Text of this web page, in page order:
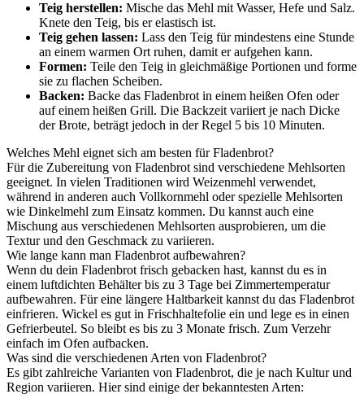
Teig herstellen: Mische das Mehl mit Wasser, Hefe und Salz.
Knete den Teig, bis er elastisch ist.
Teig gehen lassen: Lass den Teig für mindestens eine Stunde
an einem warmen Ort ruhen, damit er aufgehen kann.
Formen: Teile den Teig in gleichmäßige Portionen und forme
sie zu flachen Scheiben.
Backen: Backe das Fladenbrot in einem heißen Ofen oder
auf einem heißen Grill. Die Backzeit variiert je nach Dicke
der Brote, beträgt jedoch in der Regel 5 bis 10 Minuten.
Welches Mehl eignet sich am besten für Fladenbrot?
Für die Zubereitung von Fladenbrot sind verschiedene Mehlsorten
geeignet. In vielen Traditionen wird Weizenmehl verwendet,
während in anderen auch Vollkornmehl oder spezielle Mehlsorten
wie Dinkelmehl zum Einsatz kommen. Du kannst auch eine
Mischung aus verschiedenen Mehlsorten ausprobieren, um die
Textur und den Geschmack zu variieren.
Wie lange kann man Fladenbrot aufbewahren?
Wenn du dein Fladenbrot frisch gebacken hast, kannst du es in
einem luftdichten Behälter bis zu 3 Tage bei Zimmertemperatur
aufbewahren. Für eine längere Haltbarkeit kannst du das Fladenbrot
einfrieren. Wickel es gut in Frischhaltefolie ein und lege es in einen
Gefrierbeutel. So bleibt es bis zu 3 Monate frisch. Zum Verzehr
einfach im Ofen aufbacken.
Was sind die verschiedenen Arten von Fladenbrot?
Es gibt zahlreiche Varianten von Fladenbrot, die je nach Kultur und
Region variieren. Hier sind einige der bekanntesten Arten: